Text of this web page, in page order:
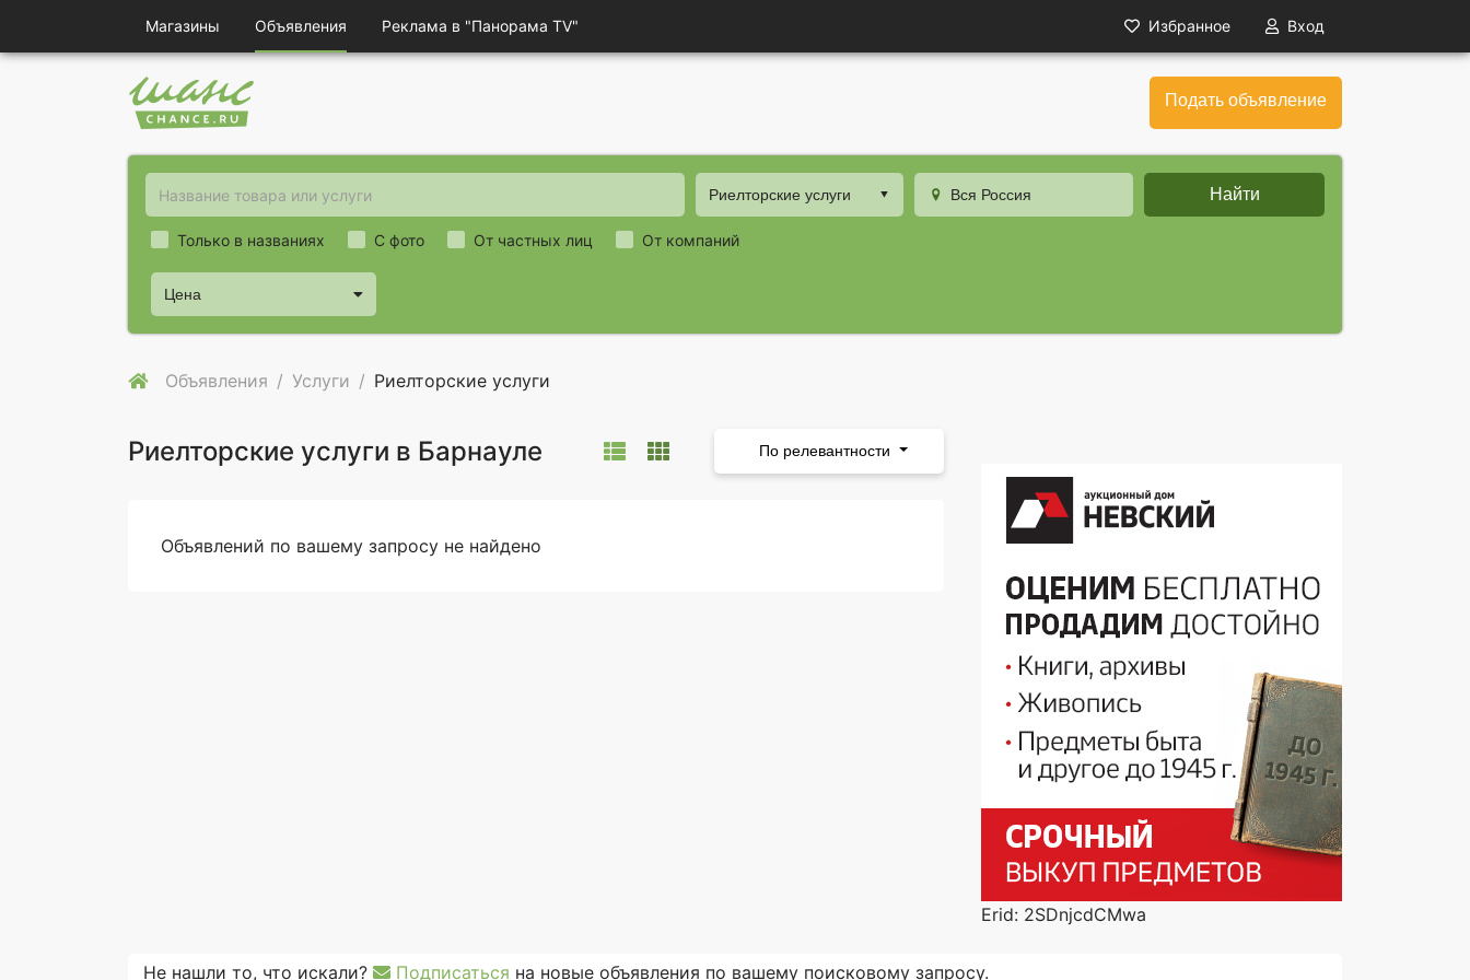
Магазины Объявления Реклама в "Панорама TV" Избранное Вход
Подать объявление
Риелторские услуги Вся Россия Найти
Только в названиях
Цена
С фото От частных лиц От компаний
Объявления Услуги Риелторские услуги
Риелторские услуги в Барнауле По релевантности
Объявлений по вашему запросу не найдено
Erid: 2SDnjcdCMwa
Не нашли то, что искали? Подписаться на новые объявления по вашему поисковому запросу.